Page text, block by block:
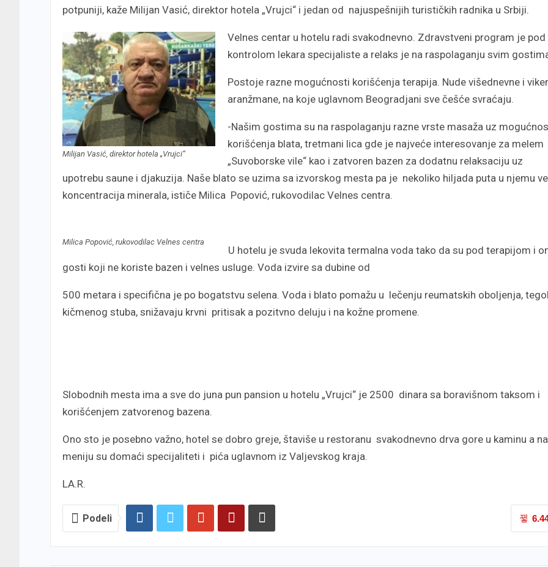
potpuniji, kaže Milijan Vasić, direktor hotela „Vrujci“ i jedan od najuspešnijih turističkih radnika u Srbiji.
Milijan Vasić, direktor hotela „Vrujci“
Velnes centar u hotelu radi svakodnevno. Zdravstveni program je pod
kontrolom lekara specijaliste a relaks je na raspolaganju svim
Postoje razne mogućnosti korišćenja terapija. Nude višednevne i
aranžmane, na koje uglavnom Beogradjani sve češće svraćaju.
-Našim gostima su na raspolaganju razne vrste masaža uz
korišćenja blata, tretmani lica gde je najveće interesovanje za melem
„Suvoborske vile“ kao i zatvoren bazen za dodatnu relaksaciju uz
upotrebu saune i djakuzija. Naše blato se uzima sa izvorskog mesta pa je nekoliko hiljada puta u njemu
koncentracija minerala, ističe Milica Popović, rukovodilac Velnes centra.
Milica Popović, rukovodilac Velnes centra
U hotelu je svuda lekovita termalna voda tako da su pod terapijom i
gosti koji ne koriste bazen i velnes usluge. Voda izvire sa dubine od
500 metara i specifična je po bogatstvu selena. Voda i blato pomažu u lečenju reumatskih oboljenja,
kičmenog stuba, snižavaju krvni pritisak a pozitvno deluju i na kožne promene.
Slobodnih mesta ima a sve do juna pun pansion u hotelu „Vrujci“ je 2500 dinara sa boravišnom taksom i
korišćenjem zatvorenog bazena.
Ono sto je posebno važno, hotel se dobro greje, štaviše u restoranu svakodnevno drva gore u kaminu a na
meniju su domaći specijaliteti i pića uglavnom iz Valjevskog kraja.
LA.R.
Podeli